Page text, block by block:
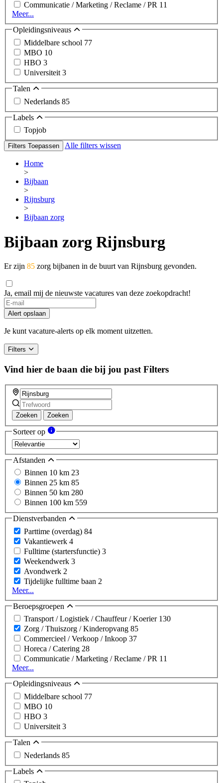
Communicatie / Marketing / Reclame / PR 11
Meer...
Opleidingsniveaus
Middelbare school 77
MBO 10
HBO 3
Universiteit 3
Talen
Nederlands 85
Labels
Topjob
Filters Toepassen Alle filters wissen
Home
>
Bijbaan
>
Rijnsburg
>
Bijbaan zorg
Bijbaan zorg Rijnsburg
Er zijn 85 zorg bijbanen in de buurt van Rijnsburg gevonden.
Ja, email mij de nieuwste vacatures van deze zoekopdracht!
Alert opslaan
Je kunt vacature-alerts op elk moment uitzetten.
Filters
Vind hier de baan die bij jou past Filters
Zoeken Zoeken
Sorteer op
Afstanden
Binnen 10 km 23
Binnen 25 km 85
Binnen 50 km 280
Binnen 100 km 559
Dienstverbanden
Parttime (overdag) 84
Vakantiewerk 4
Fulltime (startersfunctie) 3
Weekendwerk 3
Avondwerk 2
Tijdelijke fulltime baan 2
Meer...
Beroepsgroepen
Transport / Logistiek / Chauffeur / Koerier 130
Zorg / Thuiszorg / Kinderopvang 85
Commercieel / Verkoop / Inkoop 37
Horeca / Catering 28
Communicatie / Marketing / Reclame / PR 11
Meer...
Opleidingsniveaus
Middelbare school 77
MBO 10
HBO 3
Universiteit 3
Talen
Nederlands 85
Labels